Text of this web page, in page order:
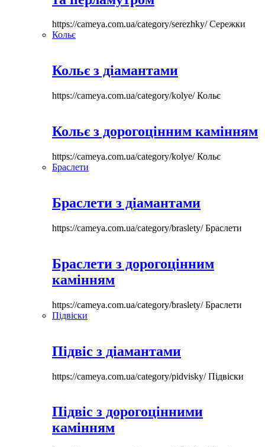
https://cameya.com.ua/category/serezhky/Сережки
Кольє
Кольє з діамантами
https://cameya.com.ua/category/kolye/Кольє
Кольє з дорогоцінним камінням
https://cameya.com.ua/category/kolye/Кольє
Браслети
Браслети з діамантами
https://cameya.com.ua/category/braslety/Браслети
Браслети з дорогоцінним
камінням
https://cameya.com.ua/category/braslety/Браслети
Підвіски
Підвіс з діамантами
https://cameya.com.ua/category/pidvisky/Підвіски
Підвіс з дорогоцінними
камінням